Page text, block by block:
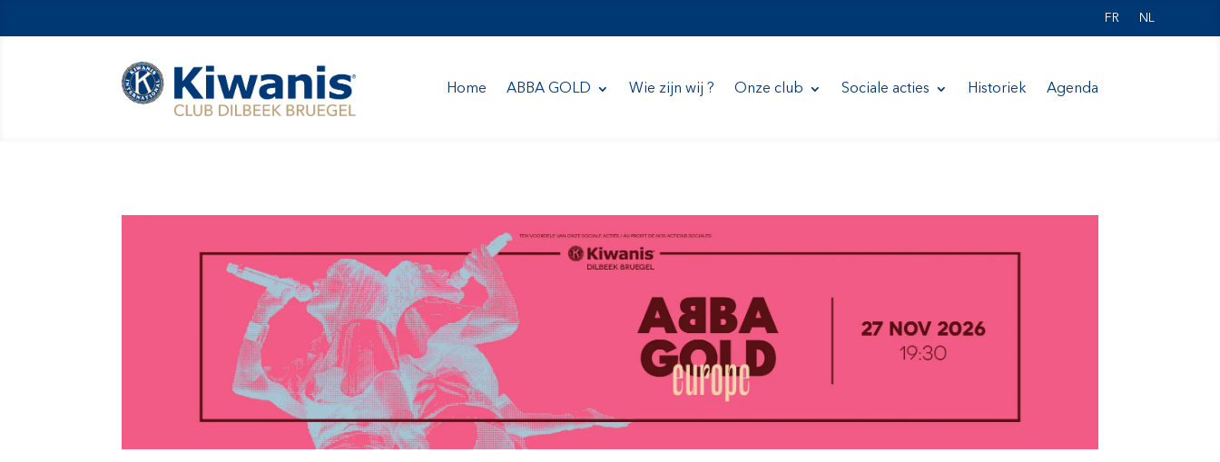
FR NL
Home ABBA GOLD Wie zijn wij ? Onze club Sociale acties Historiek Agenda